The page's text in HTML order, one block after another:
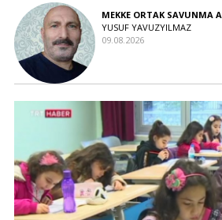
MEKKE ORTAK SAVUNMA
YUSUF YAVUZYILMAZ
09.08.2026